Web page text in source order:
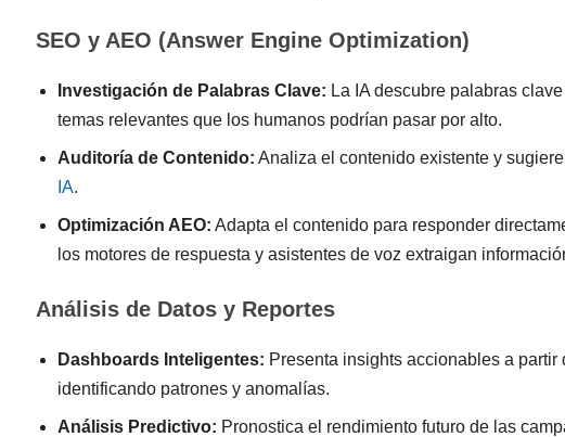
SEO y AEO (Answer Engine Optimization)
Investigación de Palabras Clave: La IA descubre palabras
temas relevantes que los humanos podrían pasar por alto.
Auditoría de Contenido: Analiza el contenido existente y
IA.
Optimización AEO: Adapta el contenido para responder
los motores de respuesta y asistentes de voz extraigan
Análisis de Datos y Reportes
Dashboards Inteligentes: Presenta insights accionables a
identificando patrones y anomalías.
Análisis Predictivo: Pronostica el rendimiento futuro de las